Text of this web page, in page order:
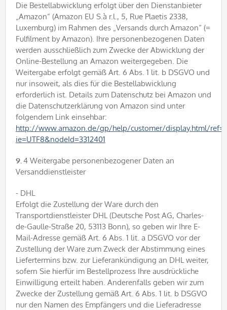
Die Bestellabwicklung erfolgt über den Dienstanbieter
„Amazon“ (Amazon EU S.à r.l., 5, Rue Plaetis 2338,
Luxemburg) im Rahmen des „Versands durch Amazon“ (=
Fulfilment by Amazon). Ihre personenbezogenen Daten
werden ausschließlich zum Zwecke der Abwicklung der
Online-Bestellung an Amazon weitergegeben. Die
Weitergabe erfolgt gemäß Art. 6 Abs. 1 lit. b DSGVO und
nur insoweit, als dies für die Bestellabwicklung
erforderlich ist. Details zum Datenschutz bei Amazon und
die Datenschutzerklärung von Amazon sind unter
folgendem Link einsehbar:
http://www.amazon.de/gp/help/customer/display.html/
ie=UTF8&nodeId=3312401
9.4 Weitergabe personenbezogener Daten an
Versanddienstleister
- DHL
Erfolgt die Zustellung der Ware durch den
Transportdienstleister DHL (Deutsche Post AG, Charles-
de-Gaulle-Straße 20, 53113 Bonn), so geben wir Ihre E-
Mail-Adresse gemäß Art. 6 Abs. 1 lit. a DSGVO vor der
Zustellung der Ware zum Zweck der Abstimmung eines
Liefertermins bzw. zur Lieferankündigung an DHL weiter,
sofern Sie hierfür im Bestellprozess Ihre ausdrückliche
Einwilligung erteilt haben. Anderenfalls geben wir zum
Zwecke der Zustellung gemäß Art. 6 Abs. 1 lit. b DSGVO
nur den Namen des Empfängers und die Lieferadresse